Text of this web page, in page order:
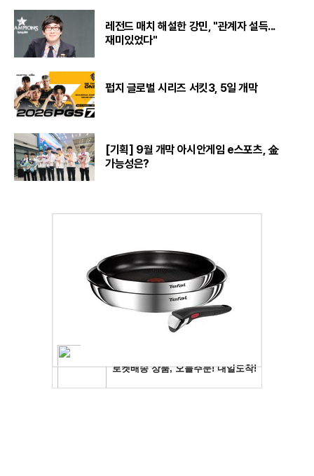
레전드 매치 해설한 강민, "관계자 설득...
재미있었다"
펍지 글로벌 시리즈 서킷3, 5일 개막
[기획] 9월 개막 아시안게임 e스포츠, 金
가능성은?